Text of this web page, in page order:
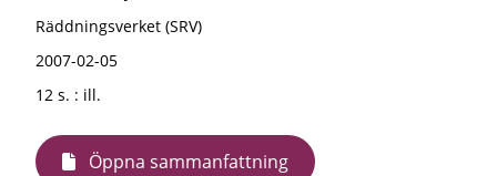
Räddningsverket (SRV)
2007-02-05
12 s. : ill.
Öppna sammanfattning